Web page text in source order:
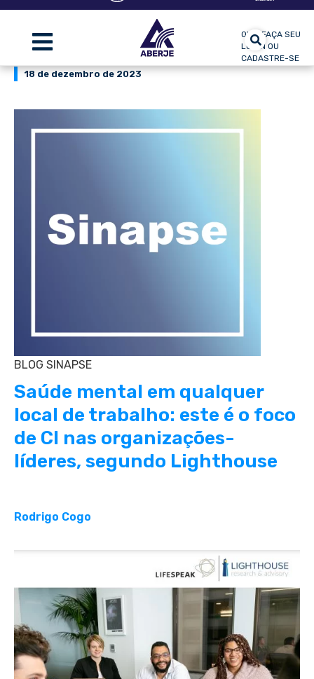
OLÁ, FAÇA SEU
LOGIN OU
CADASTRE-SE
18 de dezembro de 2023
BLOG SINAPSE
Saúde mental em qualquer
local de trabalho: este é o foco
de CI nas organizações-
líderes, segundo Lighthouse
Rodrigo Cogo